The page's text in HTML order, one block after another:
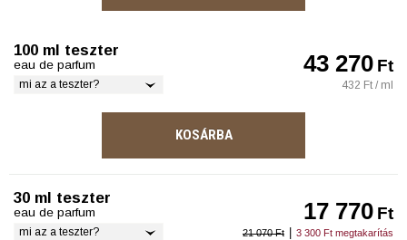
100 ml teszter
eau de parfum
mi az a teszter?
43 270Ft
432 Ft / ml
KOSÁRBA
30 ml teszter
eau de parfum
mi az a teszter? 21 070 Ft | 3 300 Ft megtakarítás
17 770Ft